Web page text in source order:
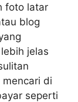
foto latar
blog
jelas
di
seperti